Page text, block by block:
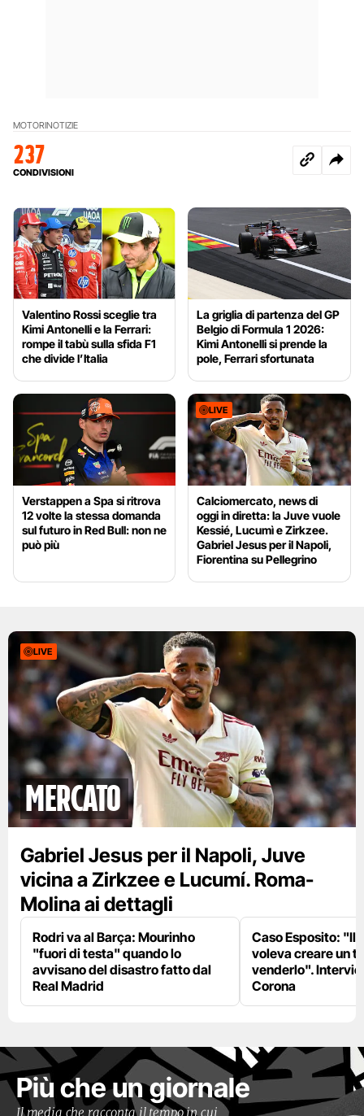
MOTORINOTIZIE
237
CONDIVISIONI
Valentino Rossi sceglie tra
Kimi Antonelli e la Ferrari:
rompe il tabù sulla sfida F1
che divide l’Italia
La griglia di partenza del GP
Belgio di Formula 1 2026:
Kimi Antonelli si prende la
pole, Ferrari sfortunata
Verstappen a Spa si ritrova
12 volte la stessa domanda
sul futuro in Red Bull: non ne
può più
LIVE
Calciomercato, news di
oggi in diretta: la Juve vuole
Kessié, Lucumì e Zirkzee.
Gabriel Jesus per il Napoli,
Fiorentina su Pellegrino
LIVE
mercato
Gabriel Jesus per il Napoli, Juve
vicina a Zirkzee e Lucumí. Roma-
Molina ai dettagli
Rodri va al Barça: Mourinho
"fuori di testa" quando lo
avvisano del disastro fatto dal
Real Madrid
Caso Esposito: "Il
voleva creare un
venderlo".
Corona
Più che un giornale
Il media che racconta il tempo in cui